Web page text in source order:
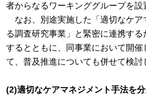
者からなるワーキンググループを設
なお、別途実施した「適切なケア
る調査研究事業」と緊密に連携す
するとともに、同事業において開
て、普及推進についても併せて検討
(2)適切なケアマネジメント手法を